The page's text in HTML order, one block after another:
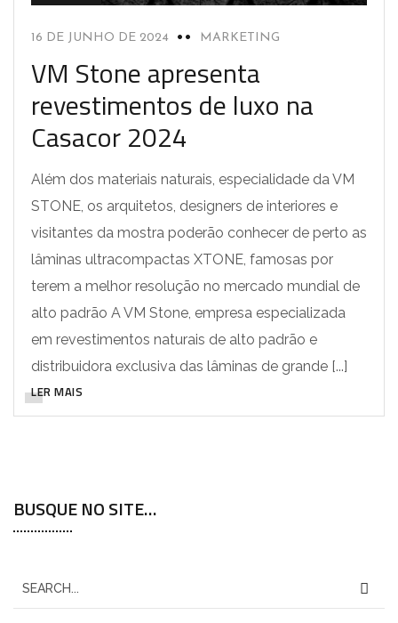
16 DE JUNHO DE 2024 MARKETING
VM Stone apresenta
revestimentos de luxo na
Casacor 2024
Além dos materiais naturais, especialidade da VM
STONE, os arquitetos, designers de interiores e
visitantes da mostra poderão conhecer de perto as
lâminas ultracompactas XTONE, famosas por
terem a melhor resolução no mercado mundial de
alto padrão A VM Stone, empresa especializada
em revestimentos naturais de alto padrão e
distribuidora exclusiva das lâminas de grande [...]
LER MAIS
BUSQUE NO SITE…